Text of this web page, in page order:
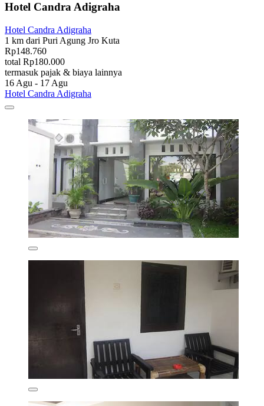
Hotel Candra Adigraha
Hotel Candra Adigraha
1 km dari Puri Agung Jro Kuta
Rp148.760
total Rp180.000
termasuk pajak & biaya lainnya
16 Agu - 17 Agu
Hotel Candra Adigraha